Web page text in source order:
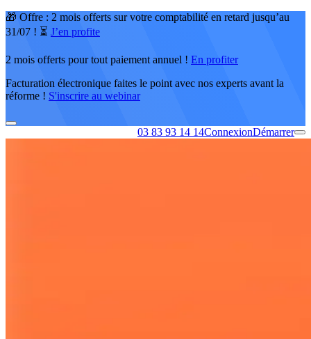
🎁 Offre : 2 mois offerts sur votre comptabilité en retard jusqu’au
31/07 ! ⏳ J’en profite
2 mois offerts pour tout paiement annuel ! En profiter
Facturation électronique faites le point avec nos experts avant la
réforme ! S'inscrire au webinar
03 83 93 14 14ConnexionDémarrer